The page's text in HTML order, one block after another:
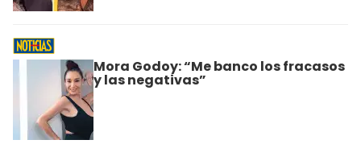
Mora Godoy: “Me banco los fracasos
y las negativas”